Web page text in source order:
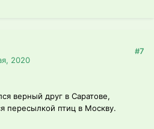
2020
#7
верный друг в Саратове,
пересылкой птиц в Москву.